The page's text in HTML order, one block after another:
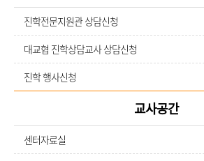
진학전문지원관 상담신청
대교협 진학상담교사 상담신청
진학 행사신청
교사공간
센터자료실